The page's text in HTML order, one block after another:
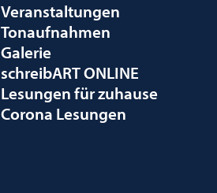
Veranstaltungen
Tonaufnahmen
Galerie
schreibART ONLINE
Lesungen für zuhause
Corona Lesungen